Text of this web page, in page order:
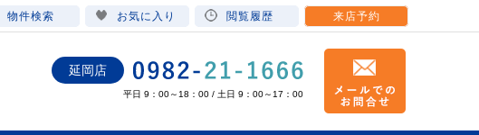
延岡店
平日 9：00～18：00 / 土日 9：00～17：00
物件検索 お気に入り 閲覧履歴 来店予約